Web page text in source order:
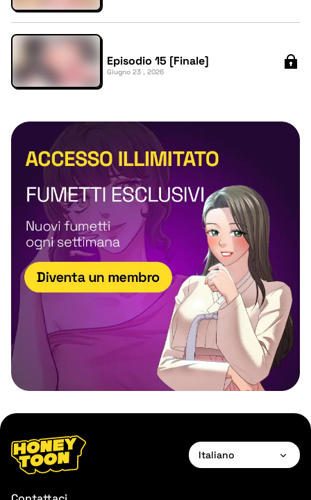
Episodio 15 [Finale]
Giugno 23 , 2026
Italiano